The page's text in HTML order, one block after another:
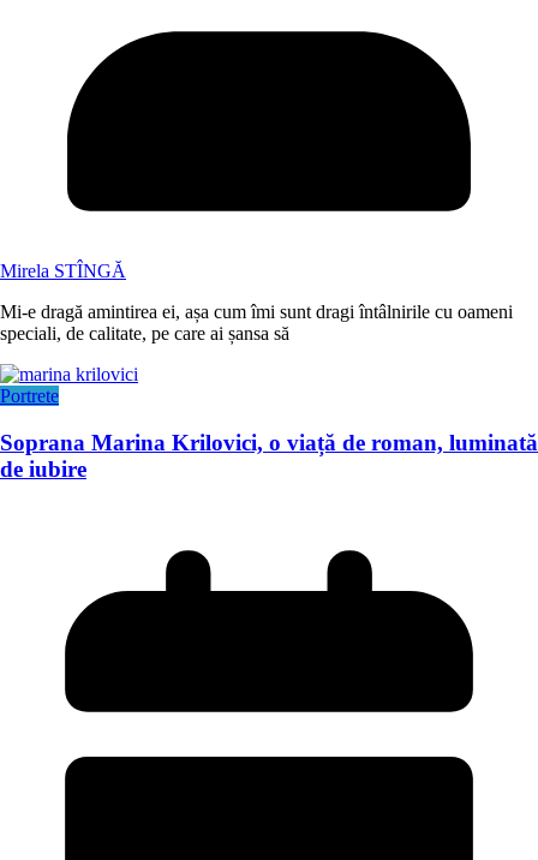
Mirela STÎNGĂ
Mi-e dragă amintirea ei, așa cum îmi sunt dragi întâlnirile cu oameni
speciali, de calitate, pe care ai șansa să
Portrete
Soprana Marina Krilovici, o viață de roman, luminată
de iubire